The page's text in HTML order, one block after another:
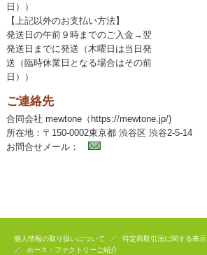
日））
【上記以外のお支払い方法】
発送日の午前９時までのご入金→翌
発送日までに発送（木曜日は当日発
送（臨時休業日となる場合はその前
日））
ご連絡先
合同会社 mewtone（https://mewtone.jp/)
所在地：〒150-0002東京都 渋谷区 渋谷2-5-14
お問合せメール：
個人情報の取り扱いについて
特定商取引法に関する表示
ホース・ファクトリーご紹介